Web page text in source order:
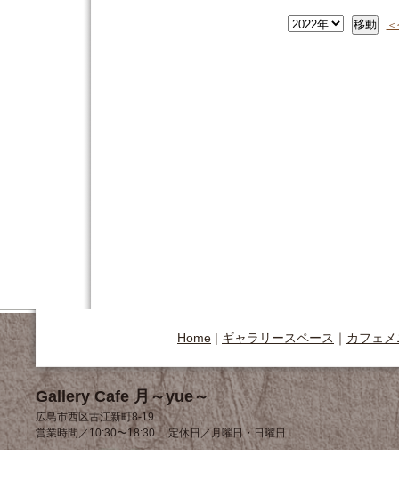
Home | ギャラリースペース ｜ カフェ
Gallery Cafe 月～yue～
広島市西区古江新町8-19
営業時間／10:30〜18:30 定休日／月曜日・日曜日